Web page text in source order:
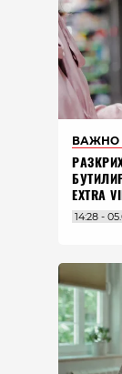
ВАЖНО
EXTRA
14:28 -